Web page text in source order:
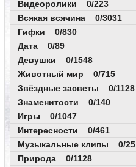
Видеоролики 0/223
Всякая всячина 0/3031
Гифки 0/830
Дата 0/89
Девушки 0/1548
Животный мир 0/715
Звёздные засветы 0/1128
Знаменитости 0/140
Игры 0/1047
Интересности 0/461
Музыкальные клипы 0/25
Природа 0/1128